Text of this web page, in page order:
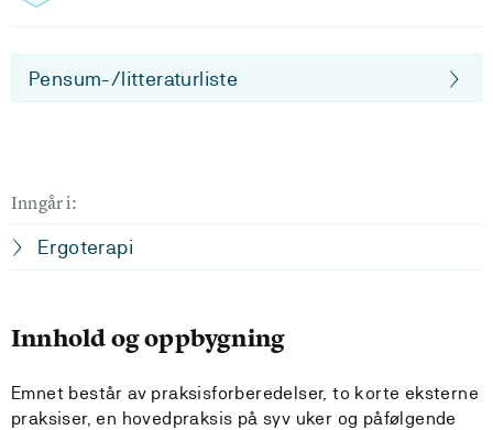
Pensum-/litteraturliste
Inngår i:
Ergoterapi
Innhold og oppbygning
Emnet består av praksisforberedelser, to korte eksterne
praksiser, en hovedpraksis på syv uker og påfølgende